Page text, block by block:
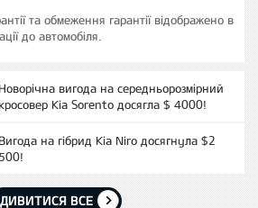
та обмеження гарантії відображено в
до автомобіля.
Новорічна вигода на середньорозмірний
кросовер Kia Sorento досягла $ 4000!
Вигода на гібрид Kia Niro досягнула $2
500!
ДИВИТИСЯ ВСЕ